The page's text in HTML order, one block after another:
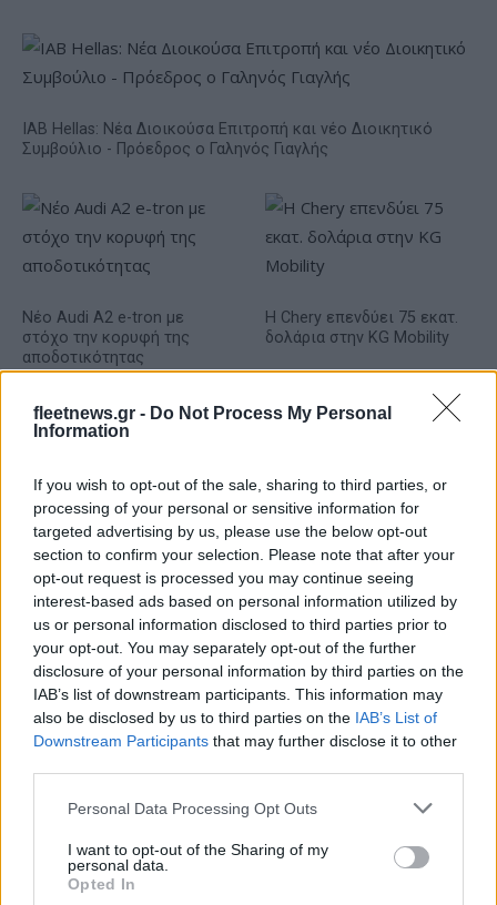
fleetnews.gr - Do Not Process My Personal
Information
If you wish to opt-out of the sale, sharing to third parties, or
processing of your personal or sensitive information for
targeted advertising by us, please use the below opt-out
section to confirm your selection. Please note that after your
opt-out request is processed you may continue seeing
interest-based ads based on personal information utilized by
us or personal information disclosed to third parties prior to
your opt-out. You may separately opt-out of the further
disclosure of your personal information by third parties on the
IAB’s list of downstream participants. This information may
also be disclosed by us to third parties on the IAB’s List of
Downstream Participants that may further disclose it to other
Please note that this website/app uses one or more Google
not limited to your visit or usage behaviour. You may click to
grant or deny consent to Google and its third-party tags to
use your data for below specified purposes in below Google
Personal Data Processing Opt Outs
I want to opt-out of the Sharing of my
personal data.
Opted In
IAB Hellas: Νέα Διοικούσα Επιτροπή και νέο Διοικητικό
Συμβούλιο - Πρόεδρος ο Γαληνός Γιαγλής
Νέο Audi A2 e-tron με
στόχο την κορυφή της
αποδοτικότητας
Η Chery επενδύει 75 εκατ.
δολάρια στην KG Mobility
Μιλγουόκι Μπακς: Η ζωή
χωρίς τον Γιάννη
Ανακοινώθηκε από την
Ντουμπάι ο Σενγκέλια (pics)
Στα 734 εκατ. ευρώ τα EBITDA